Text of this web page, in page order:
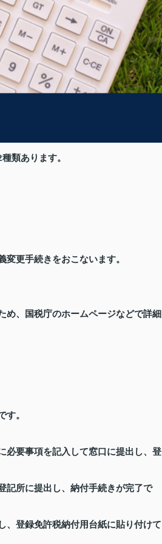
類あります。
更手続きをおこないます。
め、国税庁のホームページなどで詳細
す。
必要事項を記入して窓口に提出し、登
記所に提出し、納付手続きが完了で
、登録免許税納付用台紙に貼り付けて